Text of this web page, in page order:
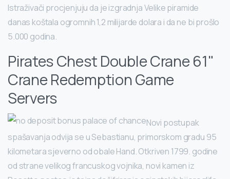
Istraživači procjenjuju da je izgradnja Velike piramide
danas koštala ogromnih 1,2 milijarde dolara i da ne bi prošlo
5.000 godina.
Pirates Chest Double Crane 61"
Crane Redemption Game
Servers
Novi postupak
spašavanja odvija se u Sebastianu, primorskom gradu 95
kilometara sjeverno od obale Hand. Otkriven 1799. godine
od strane velikog francuskog vojnika, novi kamen iz